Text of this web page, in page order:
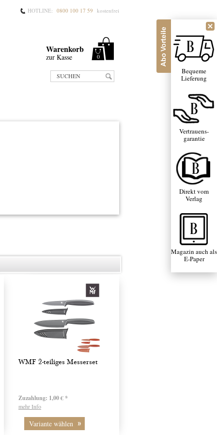
HOTLINE: 0800 100 17 59 kostenfrei
Warenkorb
zur Kasse 0
SUCHEN
WMF 2-teiliges Messerset
Zuzahlung: 1,00 € *
mehr Info
Variante wählen
Bequeme
Lieferung
Vertrauens-
garantie
Direkt vom
Verlag
Magazin auch als
E-Paper